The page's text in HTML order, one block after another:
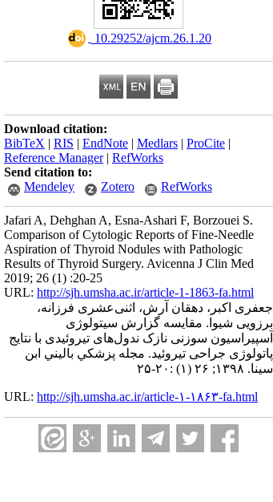
‎ 10.29252/ajcm.26.1.20
Download citation:
BibTeX | RIS | EndNote | Medlars | ProCite |
Reference Manager| RefWorks
Send citation to:
Mendeley
Zotero RefWorks
Jafari A, Dehghan A, Esna-Ashari F, Borzouei S.
Comparison of Cytologic Reports of Fine-Needle
Aspiration of Thyroid Nodules with Pathologic
Results of Thyroid Surgery. Avicenna J Clin Med
2019; 26 (1) :20-25
URL: http://sjh.umsha.ac.ir/article-1-1863-fa.html
جعفری اکبر، دهقان آرش، اثنی‌عشری فرزانه،
برزویی شیوا. مقایسه گزارش سیتولوژی
آسپیراسیون سوزنی نازک ندول‌های تیروئیدی با نتایج
پاتولوژی جراحی تیروئید. مجله پزشكي باليني ابن
سينا. ۱۳۹۸; ۲۶ (۱) :۲۰-۲۵
URL: http://sjh.umsha.ac.ir/article-۱-۱۸۶۳-fa.html